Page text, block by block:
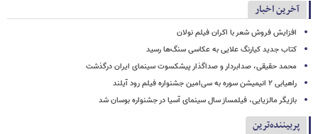
آخرین اخبار
افزایش فروش شعر با اکران فیلم نولان
کتاب جدید کیارنگ علایی به عکاسی سنگ‌ها رسید
محمد حقیقی، صدابردار و صداگذار پیشکسوت سینمای ایران درگذشت
راهیابی ۲ انیمیشن سوره به سی‌امین جشنواره فیلم رود آیلند
بازیگر مالزیایی، فیلمساز سال سینمای آسیا در جشنواره بوسان شد
پربیننده‌ترین